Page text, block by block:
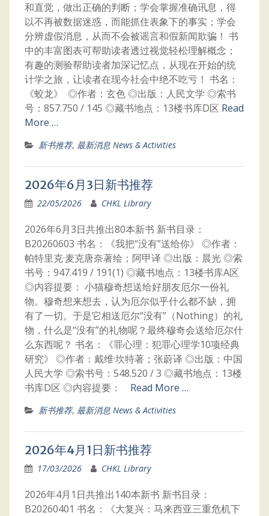
和直觉，做出正确的判断；学会掌握准确讯息，得
以不再被数据迷惑，而能抓住表象下的事实；学会
分辨虚假消息，从而不会被谣言和假新闻欺骗！ 书
中的丰富图表可帮助读者透过视觉轻松理解概念；
有趣的测验帮助读者加深记忆点，从现在开始的统
计学之旅，让读者在现今社会中绝不吃亏！ 书名：
《蛟龙》 ◎作者：玄色 ◎出版：人民文学 ◎索书
号：857.750 / 145 ◎藏书地点：13楼书库D区 Read
More …
新书推荐, 最新消息 News & Activities
2026年6月3日新书推荐
22/05/2026 CHKL Library
2026年6月3日共推出80本新书 新书目录：
B20260603 书名：《我把“没有”送给你》 ◎作者：
帕特里克·麦克唐奈著绘；阿甲译 ◎出版：晨光 ◎索
书号：947.419 / 191(1) ◎藏书地点：13楼书库A区
◎内容提要： 小猫穆奇想送给好朋友厄尔一份礼
物。穆奇想来想去，认为厄尔似乎什么都不缺，拥
有了一切。于是它相送厄尔“没有”（Nothing）的礼
物，什么是“没有”的礼物呢？最终穆奇会送给厄尔什
么东西呢？ 书名：《罪心理：犯罪心理学10项经典
研究》 ◎作者：戴维·坎特著；张蔚译 ◎出版：中国
人民大学 ◎索书号：548.520 / 3 ◎藏书地点：13楼
书库D区 ◎内容提要： Read More …
新书推荐, 最新消息 News & Activities
2026年4月1日新书推荐
17/03/2026 CHKL Library
2026年4月1日共推出140本新书 新书目录：
B20260401 书名：《大复兴：马来西亚三重危机下